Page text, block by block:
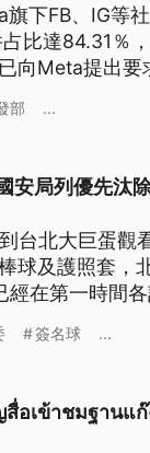
下FB、IG等
比達84.31％
向Meta提出要
部 ...
安局列優先汰
台北大巨蛋觀
球及護照套，
在第一時間
簽名球 ...
อเข้าชมฐานแก๊